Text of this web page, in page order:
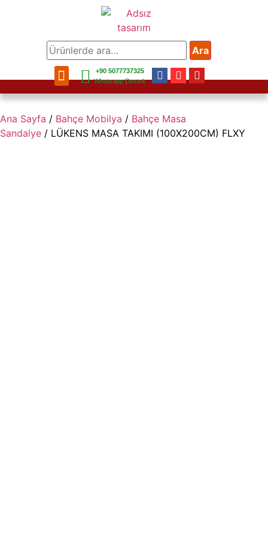
Ara
+90 5077737325
Whatsapp Destek
Ana Sayfa / Bahçe Mobilya / Bahçe Masa
Sandalye / LÜKENS MASA TAKIMI (100X200CM) FLXY